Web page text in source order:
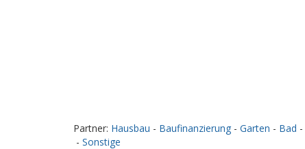
Partner: Hausbau - Baufinanzierung - Garten - Bad -
- Sonstige